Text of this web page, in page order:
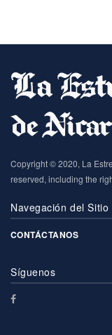
Copyright © 2020, La
reserved, including the
Navegación del Sitio
CONTÁCTANOS
Síguenos